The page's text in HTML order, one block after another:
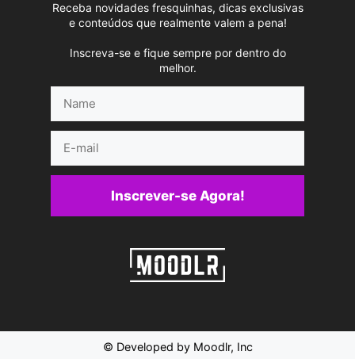
Receba novidades fresquinhas, dicas exclusivas
e conteúdos que realmente valem a pena!
Inscreva-se e fique sempre por dentro do
melhor.
mail
Inscrever-se Agora!